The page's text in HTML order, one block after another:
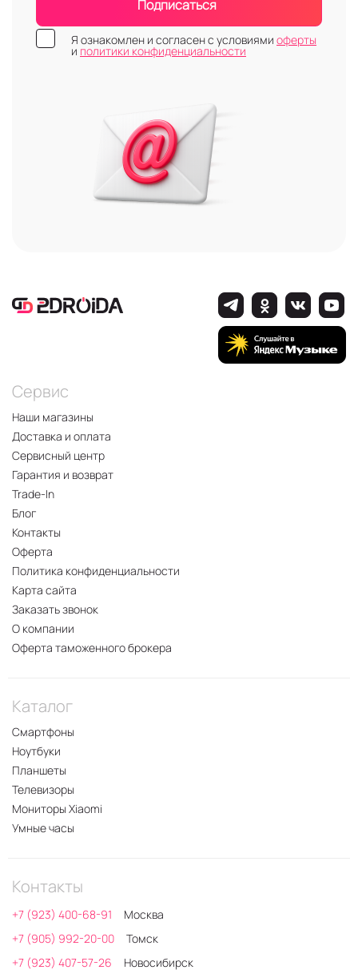
Подписаться
Я ознакомлен и согласен с условиями оферты
и политики конфиденциальности
Сервис
Наши магазины
Доставка и оплата
Сервисный центр
Гарантия и возврат
Trade-In
Блог
Контакты
Оферта
Политика конфиденциальности
Карта сайта
Заказать звонок
О компании
Оферта таможенного брокера
Каталог
Смартфоны
Ноутбуки
Планшеты
Телевизоры
Мониторы Xiaomi
Умные часы
Контакты
+7 (923) 400-68-91
Москва
+7 (905) 992-20-00
Томск
+7 (923) 407-57-26
Новосибирск